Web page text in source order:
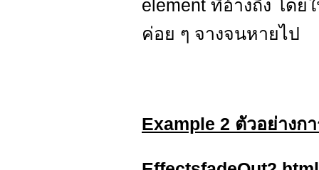
element ที่อ้างถึง โดย
ค่อย ๆ จางจนหายไป
Example 2 ตัวอย่างก